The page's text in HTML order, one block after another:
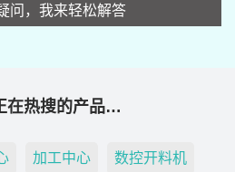
问，我来轻松解答
在热搜的产品…
加工中心 数控开料机